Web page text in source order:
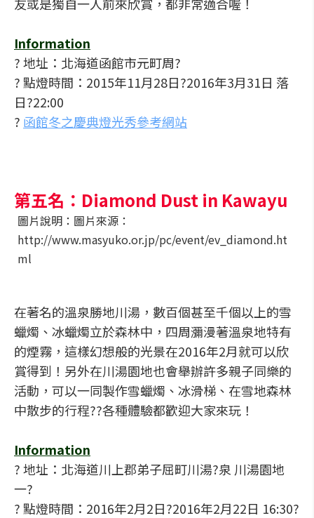
Information
? 地址：北海道函館市元町周?
? 點燈時間：2015年11月28日?2016年3月31日 落
日?22:00
? 函館冬之慶典燈光秀參考網站
第五名：Diamond Dust in Kawayu
圖片說明：圖片來源：
http://www.masyuko.or.jp/pc/event/ev_diamond.ht
ml
在著名的溫泉勝地川湯，數百個甚至千個以上的雪
蠟燭、冰蠟燭立於森林中，四周瀰漫著溫泉地特有
的煙霧，這樣幻想般的光景在2016年2月就可以欣
賞得到！另外在川湯園地也會舉辦許多親子同樂的
活動，可以一同製作雪蠟燭、冰滑梯、在雪地森林
中散步的行程??各種體驗都歡迎大家來玩！
Information
? 地址：北海道川上郡弟子屈町川湯?泉 川湯園地
一?
? 點燈時間：2016年2月2日?2016年2月22日 16:30?